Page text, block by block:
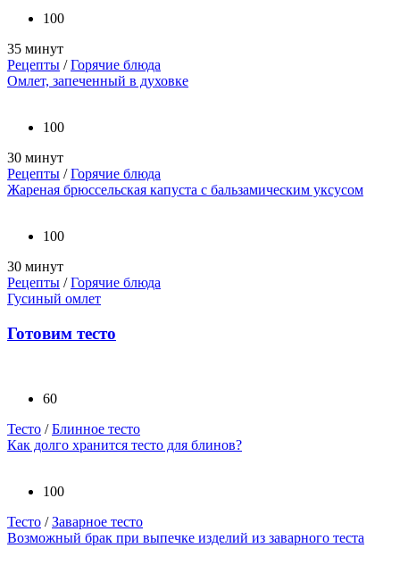
100
35 минут
Рецепты /Горячие блюда
Омлет, запеченный в духовке
100
30 минут
Рецепты /Горячие блюда
Жареная брюссельская капуста с бальзамическим уксусом
100
30 минут
Рецепты /Горячие блюда
Гусиный омлет
Готовим тесто
60
Тесто /Блинное тесто
Как долго хранится тесто для блинов?
100
Тесто /Заварное тесто
Возможный брак при выпечке изделий из заварного теста